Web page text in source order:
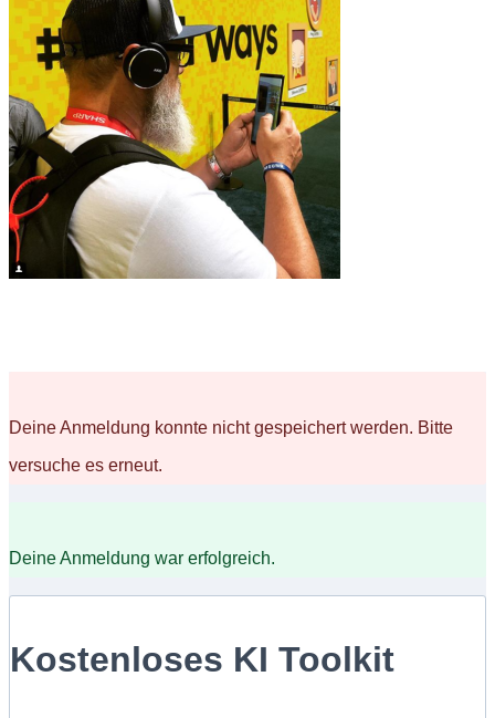
Deine Anmeldung konnte nicht gespeichert werden. Bitte
versuche es erneut.
Deine Anmeldung war erfolgreich.
Kostenloses KI Toolkit